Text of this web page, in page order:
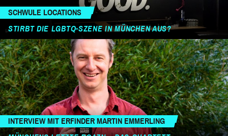
SCHWULE LOCATIONS
STIRBT DIE LGBTQ-SZENE IN MÜNCHEN AUS?
INTERVIEW MIT ERFINDER MARTIN EMMERLING